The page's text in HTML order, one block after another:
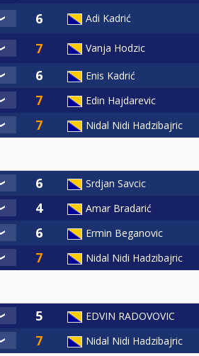
Adi Kadrić
Vanja Hodzic
Enis Kadrić
Edin Hajdarevic
Nidal Nidi Hadzibajric
Srdjan Savcic
Amar Bradarić
Ermin Beganovic
Nidal Nidi Hadzibajric
EDVIN RADOVOVIC
Nidal Nidi Hadzibajric